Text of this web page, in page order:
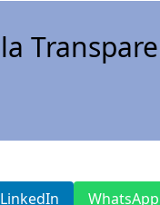
LinkedIn WhatsApp